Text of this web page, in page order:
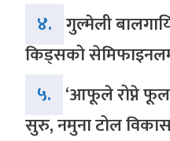
४. गुल्मेली
किड्सको
५. ‘आफूले रोप्ने
सुरु, नमुना टोल